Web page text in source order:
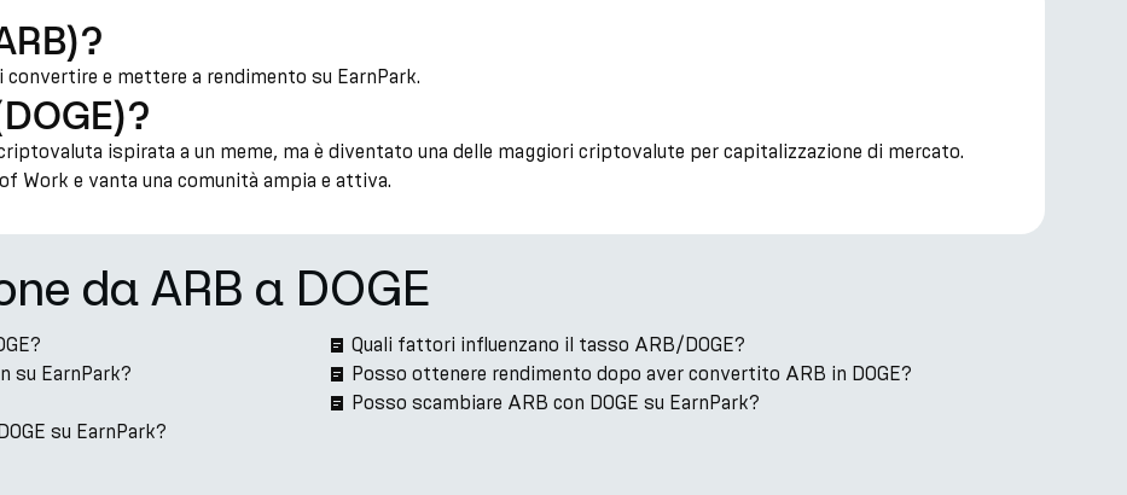
e mettere a rendimento su EarnPark.
criptovaluta ispirata a un meme, ma è diventato una delle maggiori criptovalute per capitalizzazione di mercato.
Work e vanta una comunità ampia e attiva.
da ARB a DOGE
su EarnPark?
su EarnPark?
Quali fattori influenzano il tasso ARB/DOGE?
Posso ottenere rendimento dopo aver convertito ARB in DOGE?
Posso scambiare ARB con DOGE su EarnPark?